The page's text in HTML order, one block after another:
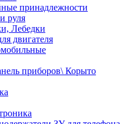
принадлежности
руля
Лебедки
двигателя
приборов\ Корыто